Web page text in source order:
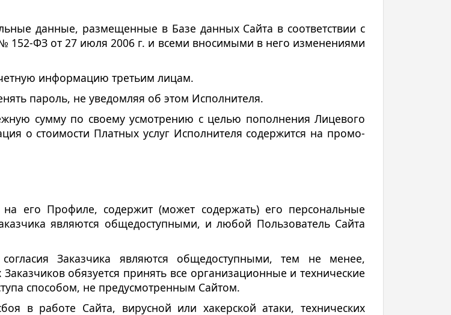
данные, размещенные в Базе данных Сайта в соответствии с
ФЗ от 27 июля 2006 г. и всеми вносимыми в него изменениями
информацию третьим лицам.
пароль, не уведомляя об этом Исполнителя.
сумму по своему усмотрению с целью пополнения Лицевого
о стоимости Платных услуг Исполнителя содержится на промо-
его Профиле, содержит (может содержать) его персональные
являются общедоступными, и любой Пользователь Сайта
Заказчика являются общедоступными, тем не менее,
обязуется принять все организационные и технические
способом, не предусмотренным Сайтом.
в работе Сайта, вирусной или хакерской атаки, технических